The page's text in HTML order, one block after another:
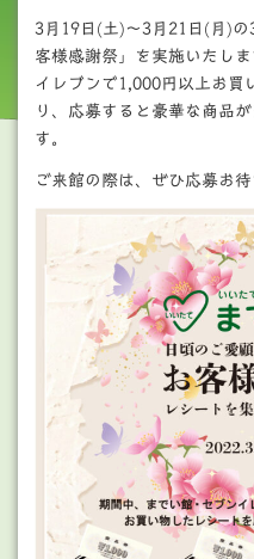
3月19日(土)～3月21日(月)の
客様感謝祭」を実施いたし
イレブンで1,000円以上お買
り、応募すると豪華な商品
す。
ご来館の際は、ぜひ応募お待